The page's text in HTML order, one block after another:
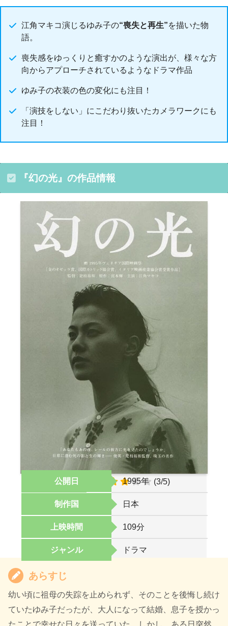
江角マキコ演じるゆみ子の“喪失と再生”を描いた物
語。
喪失感をゆっくりと癒すかのような演出が、様々な方
向からアプローチされているようなドラマ作品
ゆみ子の衣装の色の変化にも注目！
「演技をしない」にこだわり抜いたカメラワークにも
注目！
『幻の光』の作品情報
オススメ度 (3/5)
公開日 1995年
制作国 日本
上映時間 109分
ジャンル ドラマ
あらすじ
幼い頃に祖母の失踪を止められず、そのことを後悔し続け
ていたゆみ子だったが、大人になって結婚、息子を授かっ
たことで幸せな日々を送っていた。しかし、ある日突然、